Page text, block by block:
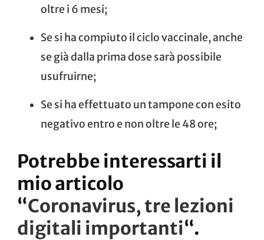
oltre i 6 mesi;
Se si ha compiuto il ciclo vaccinale, anche
se già dalla prima dose sarà possibile
usufruirne;
Se si ha effettuato un tampone con esito
negativo entro e non oltre le 48 ore;
Potrebbe interessarti il
mio articolo
“Coronavirus, tre lezioni
digitali importanti“.